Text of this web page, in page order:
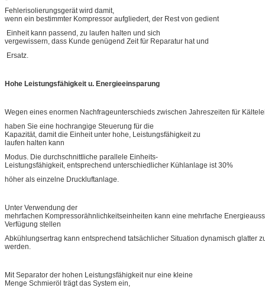
Fehlerisolierungsgerät wird damit,
wenn ein bestimmter Kompressor aufgliedert, der Rest von gedient
Einheit kann passend, zu laufen halten und sich
vergewissern, dass Kunde genügend Zeit für Reparatur hat und
Ersatz.
Hohe Leistungsfähigkeit u. Energieeinsparung
Wegen eines enormen Nachfrageunterschieds zwischen Jahreszeiten für
haben Sie eine hochrangige Steuerung für die
Kapazität, damit die Einheit unter hohe, Leistungsfähigkeit zu
laufen halten kann
Modus. Die durchschnittliche parallele Einheits-
Leistungsfähigkeit, entsprechend unterschiedlicher Kühlanlage ist 30%
höher als einzelne Druckluftanlage.
Unter Verwendung der
mehrfachen Kompressorähnlichkeitseinheiten kann eine mehrfache
Verfügung stellen
Abkühlungsertrag kann entsprechend tatsächlicher Situation dynamisch glatter
werden.
Mit Separator der hohen Leistungsfähigkeit nur eine kleine
Menge Schmieröl trägt das System ein,